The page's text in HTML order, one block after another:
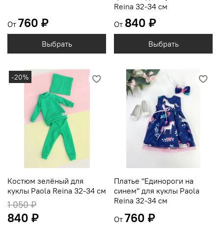
От 760 ₽
Выбрать
Reina 32-34 см
От 840 ₽
Выбрать
-20%
Костюм зелёный для
куклы Paola Reina 32-34 см
1 050 ₽
840 ₽
Платье "Единороги на
синем" для куклы Paola
Reina 32-34 см
От 760 ₽